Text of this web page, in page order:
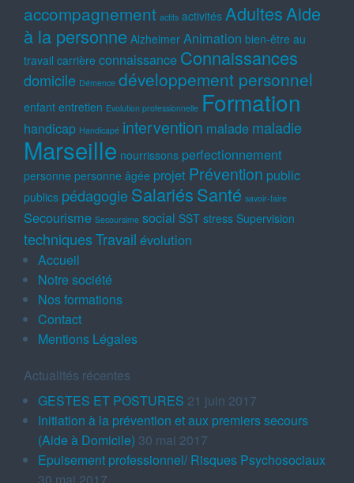
accompagnement actifs activités AdultesAide
à la personne Alzheimer Animation bien-être au
travail carrière connaissance Connaissances
domicile Démence développement personnel
enfant entretien Evolution professionnelle Formation
handicap Handicapé intervention malade maladie
Marseille nourrissons perfectionnement
personne personne âgée projet Prévention public
publics pédagogieSalariésSanté savoir-faire
Secourisme Secoursime social SST stress Supervision
techniquesTravail évolution
Accueil
Notre société
Nos formations
Contact
Mentions Légales
Actualités récentes
GESTES ET POSTURES 21 juin 2017
Initiation à la prévention et aux premiers secours
(Aide à Domicile) 30 mai 2017
Epuisement professionnel/ Risques Psychosociaux